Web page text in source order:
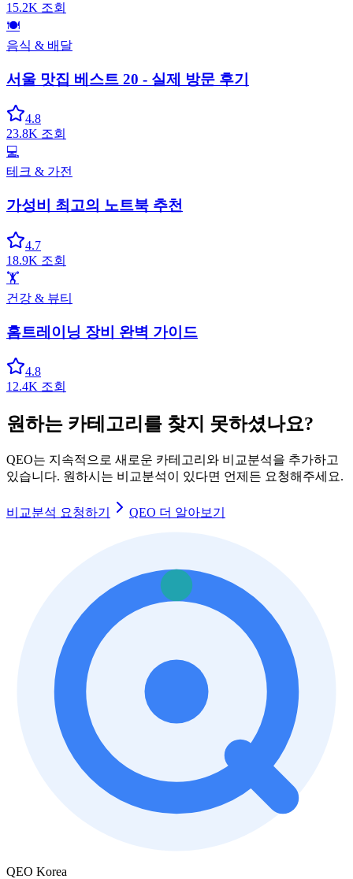
15.2K 조회
🍽️
음식 & 배달
서울 맛집 베스트 20 - 실제 방문 후기
4.8
23.8K 조회
💻
테크 & 가전
가성비 최고의 노트북 추천
4.7
18.9K 조회
🏋️
건강 & 뷰티
홈트레이닝 장비 완벽 가이드
4.8
12.4K 조회
원하는 카테고리를 찾지 못하셨나요?
QEO는 지속적으로 새로운 카테고리와 비교분석을 추가하고
있습니다. 원하시는 비교분석이 있다면 언제든 요청해주세요.
비교분석 요청하기 QEO 더 알아보기
QEO Korea